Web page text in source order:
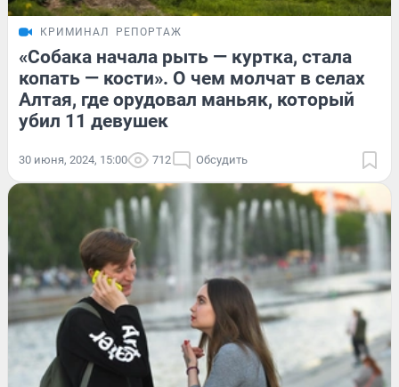
КРИМИНАЛ РЕПОРТАЖ
«Собака начала рыть — куртка, стала
копать — кости». О чем молчат в селах
Алтая, где орудовал маньяк, который
убил 11 девушек
30 июня, 2024, 15:00 712 Обсудить